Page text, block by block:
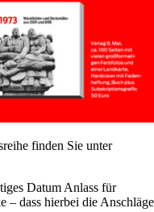
finden Sie unter
Datum Anlass für
– dass hierbei die Anschläge